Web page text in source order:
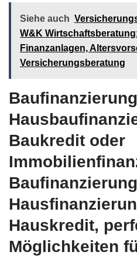
Siehe auch
W&K
Finanzanlagen,
Versicherungsberatung
Baukredit oder
Hauskredit,
Möglichkeiten